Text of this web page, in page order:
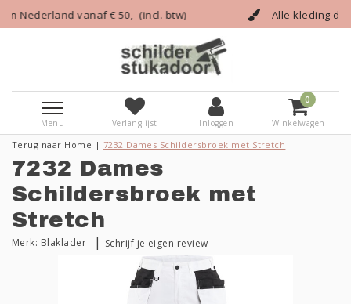
btw) Alle kleding die een vakman nodig heeft!
Menu Verlanglijst Inloggen
0
Winkelwagen
Terug naar Home | 7232 Dames Schildersbroek met Stretch
7232 Dames
Schildersbroek met
Stretch
Merk: Blaklader | Schrijf je eigen review